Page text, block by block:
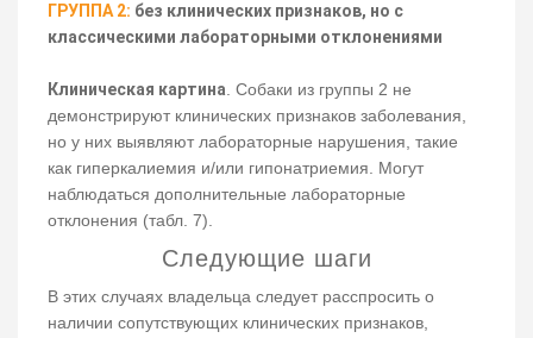
ГРУППА 2: без клинических признаков, но с
классическими лабораторными отклонениями
Клиническая картина. Собаки из группы 2 не
демонстрируют клинических признаков заболевания,
но у них выявляют лабораторные нарушения, такие
как гиперкалиемия и/или гипонатриемия. Могут
наблюдаться дополнительные лабораторные
отклонения (табл. 7).
Следующие шаги
В этих случаях владельца следует расспросить о
наличии сопутствующих клинических признаков,